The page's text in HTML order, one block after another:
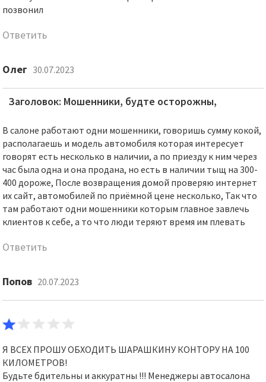
позвонил
Ответить
Олег 30.07.2023
Заголовок: Мошенники, будте осторожны,
В салоне работают одни мошенники, говоришь сумму кокой,
располагаешь и модель автомобиля которая интересует
говорят есть несколько в наличии, а по приезду к ним через
час была одна и она продана, но есть в наличии тыщ на 300-
400 дороже, После возвращения домой проверяю интернет
их сайт, автомобилей по приёмной цене несколько, Так что
там работают одни мошенники которым главное завлечь
клиентов к себе, а то что люди теряют время им плевать
Ответить
Попов 20.07.2023
Я ВСЕХ ПРОШУ ОБХОДИТЬ ШАРАШКИНУ КОНТОРУ НА 100
КИЛОМЕТРОВ!
Будьте бдительны и аккуратны !!! Менеджеры автосалона